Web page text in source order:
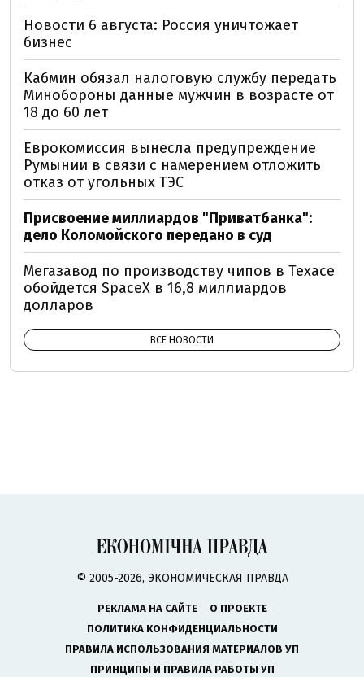
Новости 6 августа: Россия уничтожает
бизнес
Кабмин обязал налоговую службу передать
Минобороны данные мужчин в возрасте от
18 до 60 лет
Еврокомиссия вынесла предупреждение
Румынии в связи с намерением отложить
отказ от угольных ТЭС
Присвоение миллиардов "Приватбанка":
дело Коломойского передано в суд
Мегазавод по производству чипов в Техасе
обойдется SpaceX в 16,8 миллиардов
долларов
ВСЕ НОВОСТИ
© 2005-2026, ЭКОНОМИЧЕСКАЯ ПРАВДА
РЕКЛАМА НА САЙТЕ
О ПРОЕКТЕ
ПОЛИТИКА КОНФИДЕНЦИАЛЬНОСТИ
ПРАВИЛА ИСПОЛЬЗОВАНИЯ МАТЕРИАЛОВ УП
ПРИНЦИПЫ И ПРАВИЛА РАБОТЫ УП